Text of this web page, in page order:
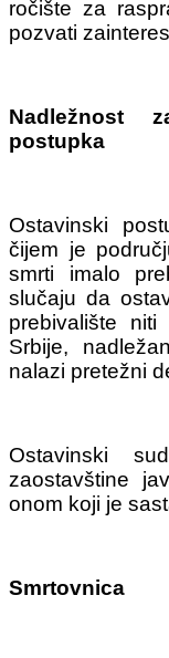
ročište za
pozvati
Nadležnost
postupka
Ostavinski
čijem je
smrti imalo
slučaju da
prebivalište
Srbije,
nalazi pretežni
Ostavinski
zaostavštine
onom koji je
Smrtovnica